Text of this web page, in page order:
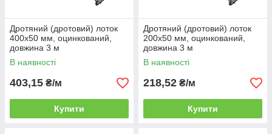
Дротяний (дротовий) лоток
400х50 мм, оцинкований,
довжина 3 м
В наявності
403,15 ₴/м
Купити
Дротяний (дротовий) лоток
200х50 мм, оцинкований,
довжина 3 м
В наявності
218,52 ₴/м
Купити